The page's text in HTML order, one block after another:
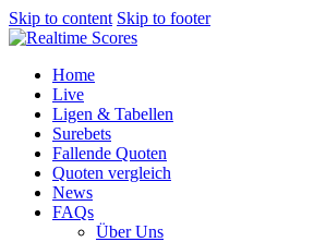
Skip to content Skip to footer
Home
Live
Ligen & Tabellen
Surebets
Fallende Quoten
Quoten vergleich
News
FAQs
Über Uns